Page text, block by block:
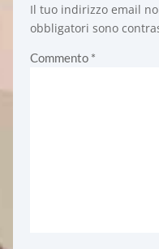
Il tuo indirizzo email
obbligatori sono
Commento *